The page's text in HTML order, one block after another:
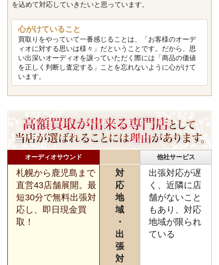
を込めて対応していきたいと思っています。
心がけていること
買取りをやっていて一番感じることは、「お客様のオーデ
ィオに対する思いは様々」だということです。だから、思
い出深いオーディオを譲っていただく際には「商品の価値
を正しく判断し査定する」ことを忘れないように心がけて
います。
オーディオサウンド 他社サービス
札幌から鹿児島まで
直営43店舗展開。最
短30分で無料出張対
応し、即日現金買
取！
対
応
地
域
・
出
張
対
出張対応が遅
く、近隣に店
舗がないこと
もあり、対応
地域が限られ
ている